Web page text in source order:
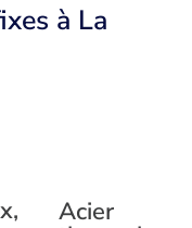
à La
Acier